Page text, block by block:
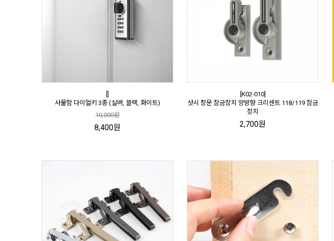
사물함 다이얼키 3종 (실버, 블랙, 화이트)
10,000원
8,400원
[K02-010]
샷시 창문 잠금장치 양방향 크리센트 118/119 잠금
장치
2,700원